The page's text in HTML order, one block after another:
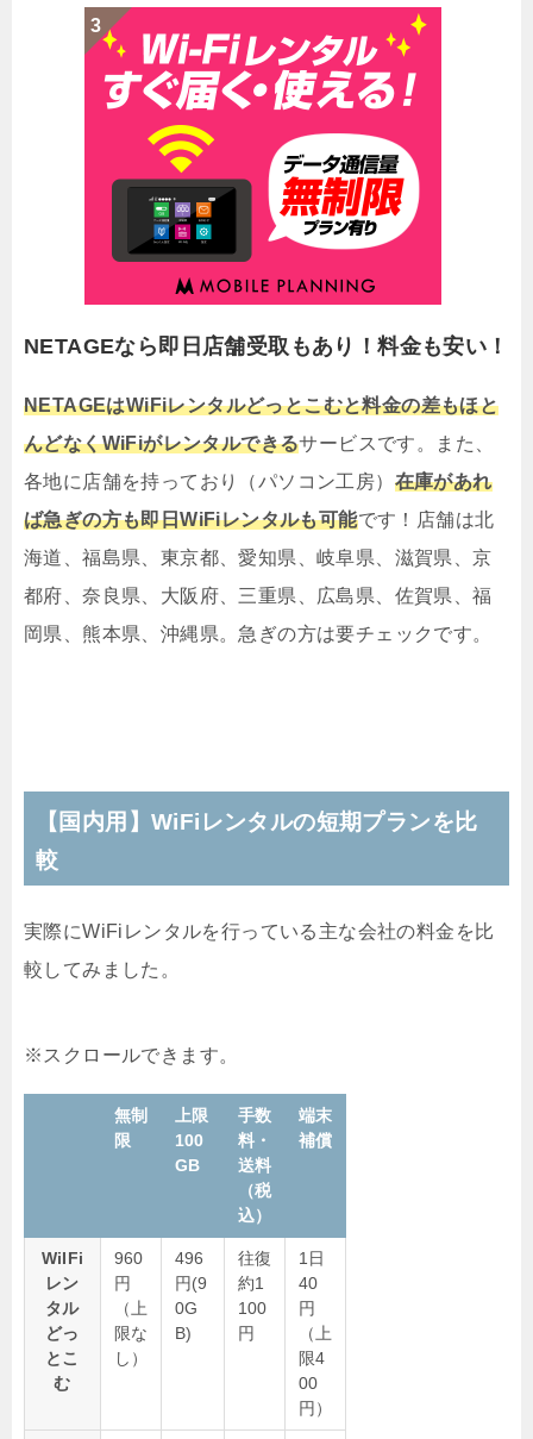
NETAGEなら即日店舗受取もあり！料金も安い！
NETAGEはWiFiレンタルどっとこむと料金の差もほと
んどなくWiFiがレンタルできるサービスです。また、
各地に店舗を持っており（パソコン工房） 在庫があれ
ば急ぎの方も即日WiFiレンタルも可能です！店舗は北
海道、福島県、東京都、愛知県、岐阜県、滋賀県、京
都府、奈良県、大阪府、三重県、広島県、佐賀県、福
岡県、熊本県、沖縄県。急ぎの方は要チェックです。
【国内用】WiFiレンタルの短期プランを比
較
実際にWiFiレンタルを行っている主な会社の料金を比
較してみました。
無制
限
上限
100
GB
手数
料・
送料
（税
込）
端末
補償
WiIFi
レン
タル
どっ
とこ
む
960
円
（上
限な
し）
496
円(9
0G
B)
往復
約1
100
円
1日
40
円
（上
限4
00
円）